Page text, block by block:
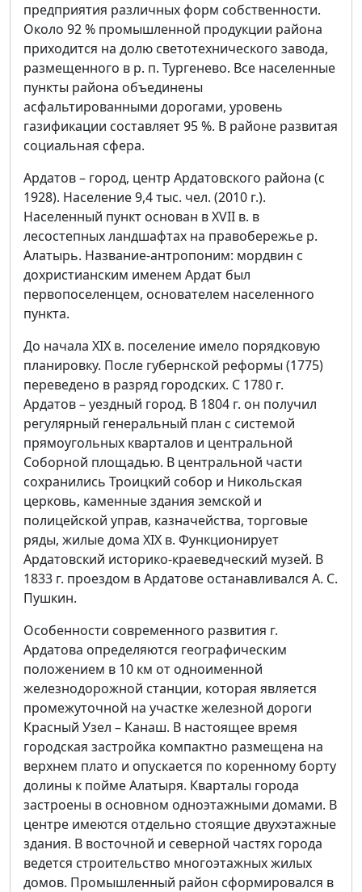
предприятия различных форм собственности.
Около 92 % промышленной продукции района
приходится на долю светотехнического завода,
размещенного в р. п. Тургенево. Все населенные
пункты района объединены
асфальтированными дорогами, уровень
газификации составляет 95 %. В районе развитая
социальная сфера.
Ардатов – город, центр Ардатовского района (с
1928). Население 9,4 тыс. чел. (2010 г.).
Населенный пункт основан в XVII в. в
лесоcтепных ландшафтах на правобережье р.
Алатырь. Название-антропоним: мордвин с
дохрис­тианским именем Ардат был
первопоселенцем, основателем населенного
пункта.
До начала ХIХ в. поселение имело порядковую
планировку. После губернской реформы (1775)
переведено в разряд городских. С 1780 г.
Ардатов – уездный город. В 1804 г. он получил
регулярный генеральный план с системой
прямоугольных кварталов и центральной
Соборной площадью. В центральной части
сохранились Троицкий собор и Никольская
церковь, каменные здания земской и
полицейской управ, казначейства, торговые
ряды, жилые дома XIX в. Функционирует
Ардатовский историко-краеведческий музей. В
1833 г. проездом в Ардатове останавливался А. С.
Пушкин.
Особенности современного развития г.
Ардатова определяются географическим
положением в 10 км от одноименной
железнодорожной станции, которая является
промежуточной на участке железной дороги
Красный Узел – Канаш. В настоящее время
городская застройка компактно размещена на
верхнем плато и опускается по коренному борту
долины к пойме Алатыря. Кварталы города
застрое­ны в основном одноэтажными домами. В
центре имеются отдельно стоящие двухэтажные
здания. В восточной и северной частях города
ведется строительство многоэтажных жилых
домов. Промышленный район сформировался в